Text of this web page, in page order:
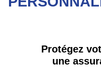
Protégez
une